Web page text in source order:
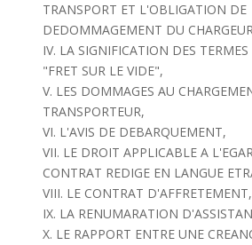
TRANSPORT ET L'OBLIGATION DE
DEDOMMAGEMENT DU
IV. LA SIGNIFICATION DES
"FRET SUR LE VIDE",
V. LES DOMMAGES AU
TRANSPORTEUR,
VI. L'AVIS DE DEBARQUEMENT,
VII. LE DROIT APPLICABLE A
CONTRAT REDIGE EN LANGUE
VIII. LE CONTRAT D'AFFRETEMENT,
IX. LA RENUMARATION
X. LE RAPPORT ENTRE UNE